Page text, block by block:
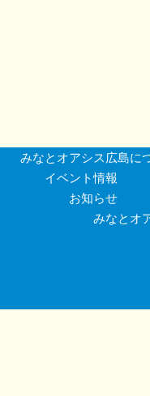
みなとオアシス広島に
イベント情報
お知らせ
みなとオ